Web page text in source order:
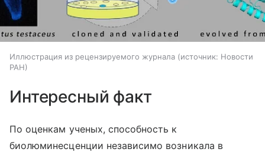
Иллюстрация из рецензируемого журнала источник: Новости
РАН
Интересный факт
По оценкам ученых, способность к
биолюминесценции независимо возникала в